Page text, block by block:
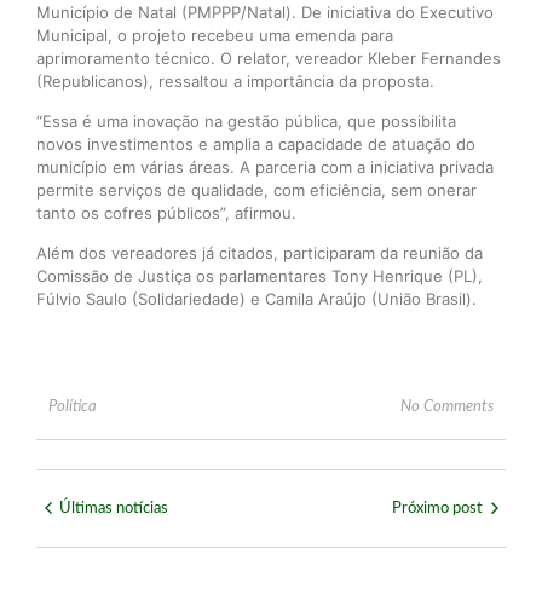
Município de Natal (PMPPP/Natal). De iniciativa do Executivo
Municipal, o projeto recebeu uma emenda para
aprimoramento técnico. O relator, vereador Kleber Fernandes
(Republicanos), ressaltou a importância da proposta.
“Essa é uma inovação na gestão pública, que possibilita
novos investimentos e amplia a capacidade de atuação do
município em várias áreas. A parceria com a iniciativa privada
permite serviços de qualidade, com eficiência, sem onerar
tanto os cofres públicos”, afirmou.
Além dos vereadores já citados, participaram da reunião da
Comissão de Justiça os parlamentares Tony Henrique (PL),
Fúlvio Saulo (Solidariedade) e Camila Araújo (União Brasil).
Política No Comments
Últimas notícias Próximo post